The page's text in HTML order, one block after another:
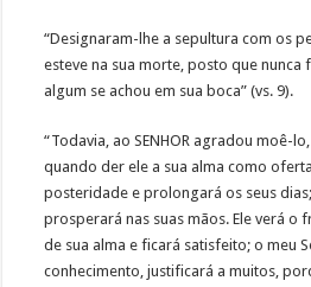
“Designaram-lhe a sepultura com os
esteve na sua morte, posto que nunca
algum se achou em sua boca” (vs. 9).
“Todavia, ao SENHOR agradou moê-
quando der ele a sua alma como
posteridade e prolongará os seus
prosperará nas suas mãos. Ele verá o
de sua alma e ficará satisfeito; o meu
conhecimento, justificará a muitos,